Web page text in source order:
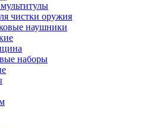
чистки оружия
наушники
наборы